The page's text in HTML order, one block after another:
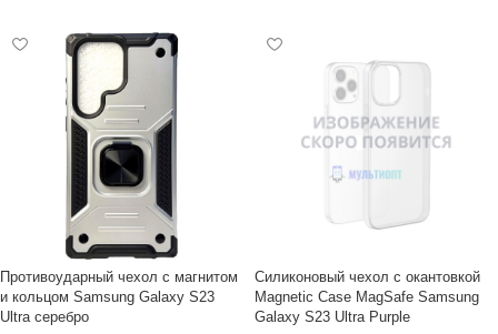
Противоударный чехол с магнитом
и кольцом Samsung Galaxy S23
Ultra серебро
Силиконовый чехол с окантовкой
Magnetic Case MagSafe Samsung
Galaxy S23 Ultra Purple